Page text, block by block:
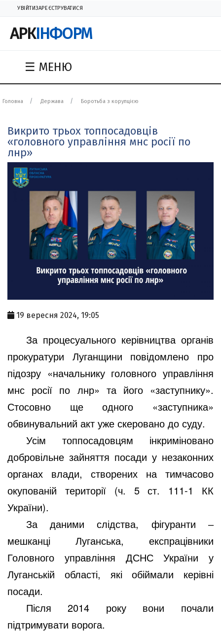
УВІЙТИЗАРЕЄСТРУВАТИСЯ
АРКІНФОРМ
☰ МЕНЮ
Головна Держава Боротьба з корупцією
Викрито трьох топпосадовців
«головного управління мнс росії по
лнр»
19 вересня 2024, 19:05
За процесуального керівництва органів
прокуратури Луганщини повідомлено про
підозру «начальнику головного управління
мнс росії по лнр» та його «заступнику».
Стосовно ще одного «заступника»
обвинувальний акт уже скеровано до суду.
Усім топпосадовцям інкриміновано
добровільне зайняття посади у незаконних
органах влади, створених на тимчасово
окупованій території (ч. 5 ст. 111-1 КК
України).
За даними слідства, фігуранти ‒
мешканці Луганська, експрацівники
Головного управління ДСНС України у
Луганській області, які обіймали керівні
посади.
Після 2014 року вони почали
підтримувати ворога.